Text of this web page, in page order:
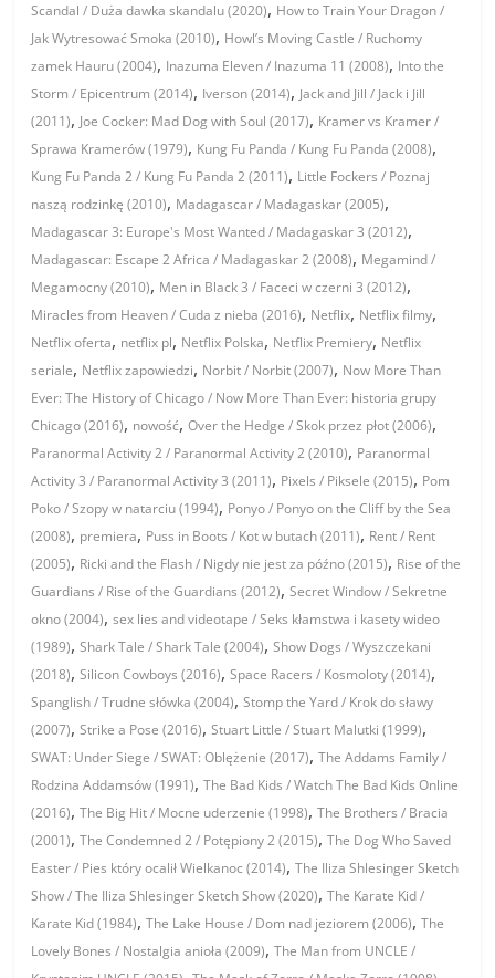
Scandal / Duża dawka skandalu (2020), How to Train Your Dragon /
Jak Wytresować Smoka (2010), Howl’s Moving Castle / Ruchomy
zamek Hauru (2004), Inazuma Eleven / Inazuma 11 (2008), Into the
Storm / Epicentrum (2014), Iverson (2014), Jack and Jill / Jack i Jill
(2011), Joe Cocker: Mad Dog with Soul (2017), Kramer vs Kramer /
Sprawa Kramerów (1979), Kung Fu Panda / Kung Fu Panda (2008),
Kung Fu Panda 2 / Kung Fu Panda 2 (2011), Little Fockers / Poznaj
naszą rodzinkę (2010), Madagascar / Madagaskar (2005),
Madagascar 3: Europe's Most Wanted / Madagaskar 3 (2012),
Madagascar: Escape 2 Africa / Madagaskar 2 (2008), Megamind /
Megamocny (2010), Men in Black 3 / Faceci w czerni 3 (2012),
Miracles from Heaven / Cuda z nieba (2016), Netflix, Netflix filmy,
Netflix oferta, netflix pl, Netflix Polska, Netflix Premiery, Netflix
seriale, Netflix zapowiedzi, Norbit / Norbit (2007), Now More Than
Ever: The History of Chicago / Now More Than Ever: historia grupy
Chicago (2016), nowość,Over the Hedge / Skok przez płot (2006),
Paranormal Activity 2 / Paranormal Activity 2 (2010), Paranormal
Activity 3 / Paranormal Activity 3 (2011), Pixels / Piksele (2015), Pom
Poko / Szopy w natarciu (1994), Ponyo / Ponyo on the Cliff by the Sea
(2008), premiera, Puss in Boots / Kot w butach (2011), Rent / Rent
(2005), Ricki and the Flash / Nigdy nie jest za późno (2015), Rise of the
Guardians / Rise of the Guardians (2012),Secret Window / Sekretne
okno (2004),sex lies and videotape / Seks kłamstwa i kasety wideo
(1989),Shark Tale / Shark Tale (2004),Show Dogs / Wyszczekani
(2018),Silicon Cowboys (2016),Space Racers / Kosmoloty (2014),
Spanglish / Trudne słówka (2004),Stomp the Yard / Krok do sławy
(2007),Strike a Pose (2016),Stuart Little / Stuart Malutki (1999),
SWAT: Under Siege / SWAT: Oblężenie (2017),The Addams Family /
Rodzina Addamsów (1991),The Bad Kids / Watch The Bad Kids Online
(2016),The Big Hit / Mocne uderzenie (1998),The Brothers / Bracia
(2001),The Condemned 2 / Potępiony 2 (2015),The Dog Who Saved
Easter / Pies który ocalił Wielkanoc (2014),The Iliza Shlesinger Sketch
Show / The Iliza Shlesinger Sketch Show (2020),The Karate Kid /
Karate Kid (1984),The Lake House / Dom nad jeziorem (2006),The
Lovely Bones / Nostalgia anioła (2009),The Man from UNCLE /